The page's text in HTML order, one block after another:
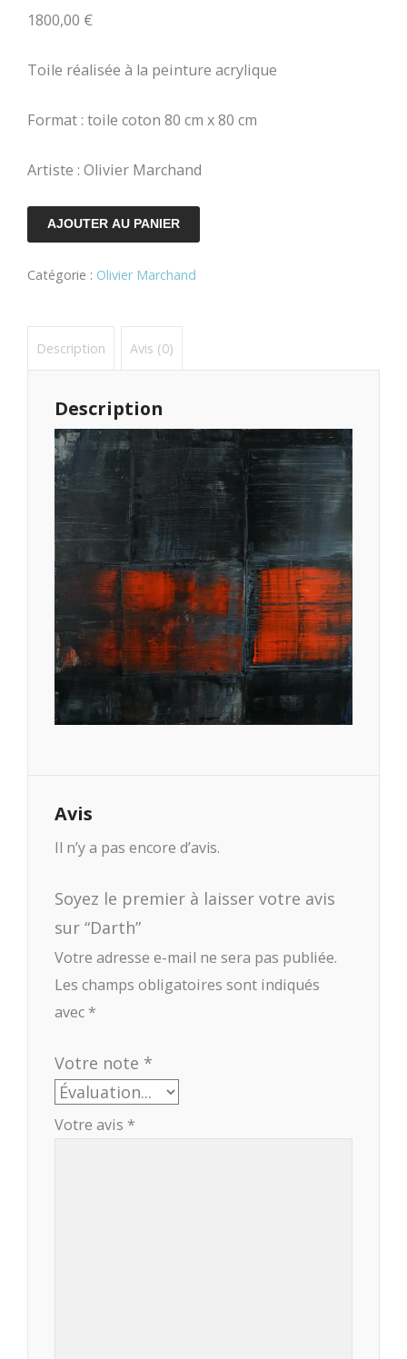
1800,00 €
Toile réalisée à la peinture acrylique
Format : toile coton 80 cm x 80 cm
Artiste : Olivier Marchand
quantité
de
Darth
AJOUTER AU PANIER
Catégorie : Olivier Marchand
Description Avis (0)
Description
Avis
Il n’y a pas encore d’avis.
Soyez le premier à laisser votre avis
sur “Darth”
Votre adresse e-mail ne sera pas publiée.
Les champs obligatoires sont indiqués
avec *
Votre note *
Votre avis *